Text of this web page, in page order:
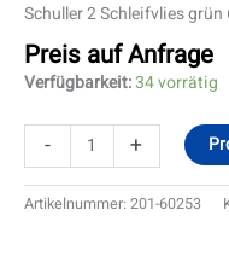
Schuller 2 Schleifvlies grün
Preis auf Anfrage
Verfügbarkeit:34 vorrätig
- +
Artikelnummer: 201-60253